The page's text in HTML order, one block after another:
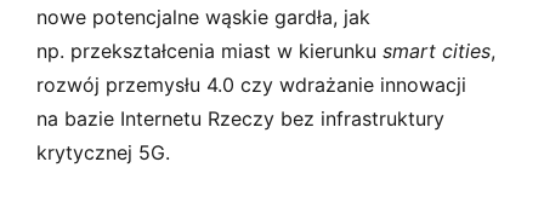
nowe potencjalne wąskie gardła, jak
np. przekształcenia miast w kierunku smart cities,
rozwój przemysłu 4.0 czy wdrażanie innowacji
na bazie Internetu Rzeczy bez infrastruktury
krytycznej 5G.